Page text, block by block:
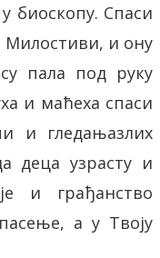
биоскопу. Спаси
Милостиви, и ону
пала под руку
и маћеха спаси
и гледањазлих
деца узрасту и
и грађанство
а у Твоју